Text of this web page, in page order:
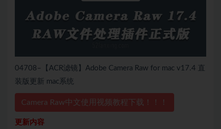
04708–【ACR滤镜】Adobe Camera Raw for mac v17.4 直
装版更新 mac系统
Camera Raw中文使用视频教程下载！！！
更新内容